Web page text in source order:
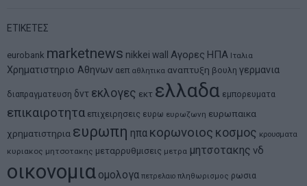
ΕΤΙΚΕΤΕΣ
eurobank marketnews nikkei wall Αγορες ΗΠΑ Ιταλια
Χρηματιστηριο Αθηνων αεπ αθλητικα αναπτυξη βουλη γερμανια
διαπραγματευση δντ εκλογες εκτ ελλαδα εμπορευματα
επικαιροτητα επιχειρησεις ευρω ευρωζωνη ευρωπαικα
χρηματιστηρια ευρωπη ηπα κορωνοιος κοσμος κρουσματα
κυριακος μητσοτακης μεταρρυθμισεις μετρα μητσοτακης νδ
οικονομια ομολογα πετρελαιο πληθωρισμος ρωσια